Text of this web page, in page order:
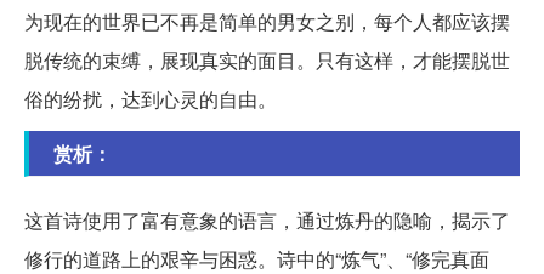
为现在的世界已不再是简单的男女之别，每个人都应该摆
脱传统的束缚，展现真实的面目。只有这样，才能摆脱世
俗的纷扰，达到心灵的自由。
赏析：
这首诗使用了富有意象的语言，通过炼丹的隐喻，揭示了
修行的道路上的艰辛与困惑。诗中的“炼气”、“修完真面